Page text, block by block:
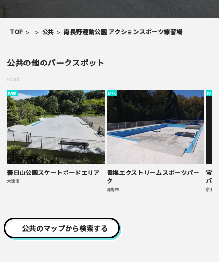
TOP 公共 南長野運動公園 アクションスポーツ練習場
公共の他のパークスポット
scroll
PARK
春日山公園スケートボードエリア
大津市
PARK
青梅エクストリームスポーツパー
ク
青梅市
PARK
宝
バ
京都
公共のマップから検索する